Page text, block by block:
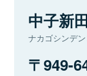
中子新
ナカゴシンデ
949-